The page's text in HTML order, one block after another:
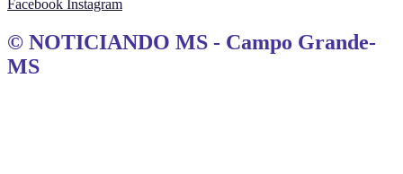
Facebook Instagram
© NOTICIANDO MS - Campo Grande-
MS